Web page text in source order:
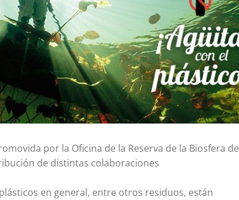
por la Oficina de la Reserva de la Biosfera de
de distintas colaboraciones
en general, entre otros residuos, están